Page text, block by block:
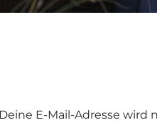
Deine E-Mail-Adresse wird